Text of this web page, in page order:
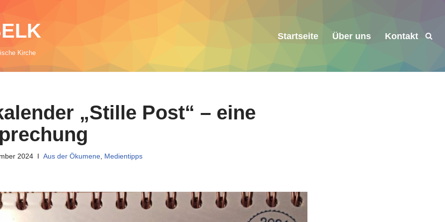
Kirche
Startseite Über uns Kontakt
„Stille Post“ – eine
2024 Aus der Ökumene, Medientipps